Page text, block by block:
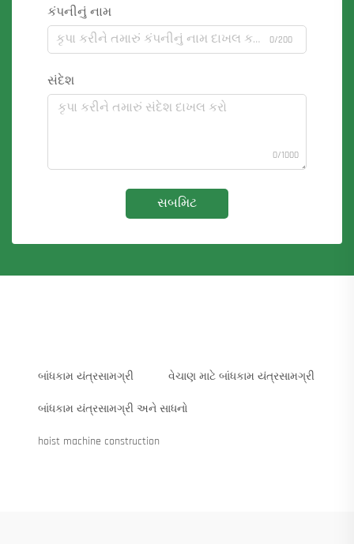
કંપનીનું નામ
0/200
સંદેશ
0/1000
સબમિટ
બાંધકામ યંત્રસામગ્રી વેચાણ માટે બાંધકામ યંત્રસામગ્રી
બાંધકામ યંત્રસામગ્રી અને સાધનો
hoist machine construction